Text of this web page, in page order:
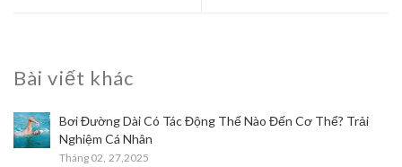
Bài viết khác
Bơi Đường Dài Có Tác Động Thế Nào Đến Cơ Thể? Trải
Nghiệm Cá Nhân
Tháng 02, 27,2025